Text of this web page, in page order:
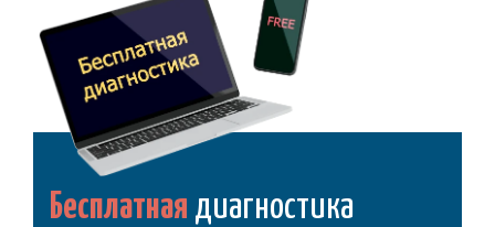
Бесплатная диагностика